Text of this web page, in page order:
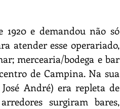
e demandou não só
atender esse operariado,
mercearia/bodega e bar
de Campina. Na sua
André) era repleta de
surgiram bares,